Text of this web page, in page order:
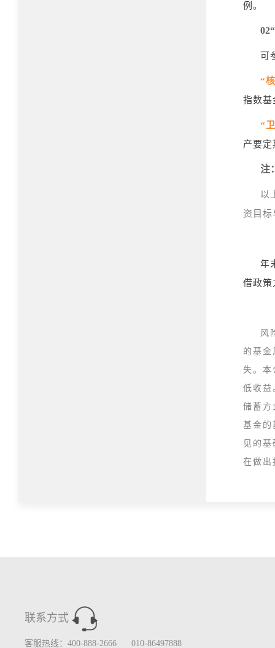
例。
02“
可
“
指数基
“
产要
注
以
资目
年
借政策
风
的基
失。本
低收益
储蓄方
基金的
见的
在做出
联系方式
客服热线：400-888-2666 010-86497888